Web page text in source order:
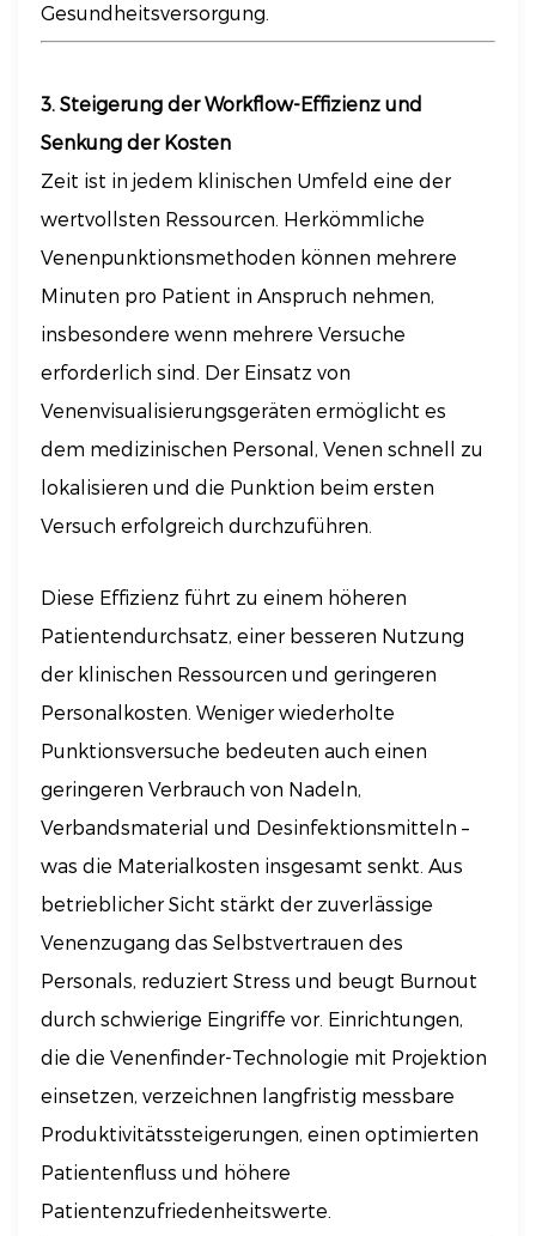
Gesundheitsversorgung.
3. Steigerung der Workflow-Effizienz und
Senkung der Kosten
Zeit ist in jedem klinischen Umfeld eine der
wertvollsten Ressourcen. Herkömmliche
Venenpunktionsmethoden können mehrere
Minuten pro Patient in Anspruch nehmen,
insbesondere wenn mehrere Versuche
erforderlich sind. Der Einsatz von
Venenvisualisierungsgeräten ermöglicht es
dem medizinischen Personal, Venen schnell zu
lokalisieren und die Punktion beim ersten
Versuch erfolgreich durchzuführen.
Diese Effizienz führt zu einem höheren
Patientendurchsatz, einer besseren Nutzung
der klinischen Ressourcen und geringeren
Personalkosten. Weniger wiederholte
Punktionsversuche bedeuten auch einen
geringeren Verbrauch von Nadeln,
Verbandsmaterial und Desinfektionsmitteln –
was die Materialkosten insgesamt senkt. Aus
betrieblicher Sicht stärkt der zuverlässige
Venenzugang das Selbstvertrauen des
Personals, reduziert Stress und beugt Burnout
durch schwierige Eingriffe vor. Einrichtungen,
die die Venenfinder-Technologie mit Projektion
einsetzen, verzeichnen langfristig messbare
Produktivitätssteigerungen, einen optimierten
Patientenfluss und höhere
Patientenzufriedenheitswerte.